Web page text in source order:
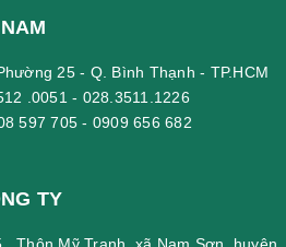
25 - Q. Bình Thạnh - TP.HCM
.0051 - 028.3511.1226
597 705 - 0909 656 682
TY